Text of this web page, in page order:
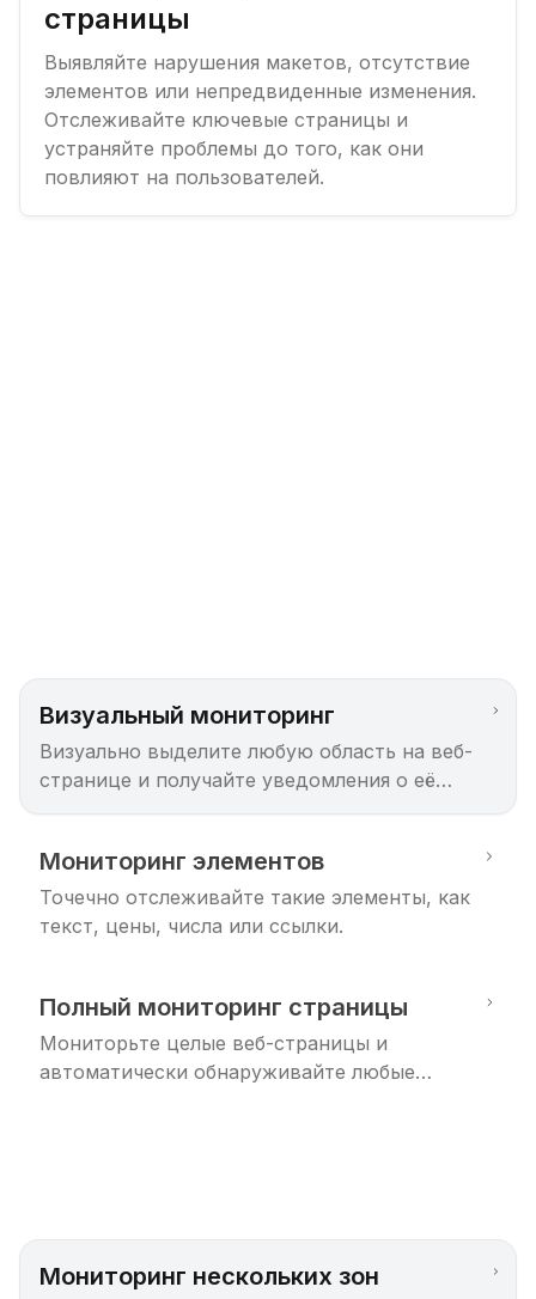
страницы
Выявляйте нарушения макетов, отсутствие
элементов или непредвиденные изменения.
Отслеживайте ключевые страницы и
устраняйте проблемы до того, как они
повлияют на пользователей.
Визуальный мониторинг
Визуально выделите любую область на веб-
странице и получайте уведомления о её
Мониторинг элементов
Точечно отслеживайте такие элементы, как
текст, цены, числа или ссылки.
Полный мониторинг страницы
Мониторьте целые веб-страницы и
автоматически обнаруживайте любые
Мониторинг нескольких зон